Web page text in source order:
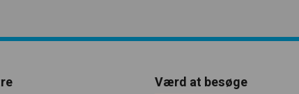
Værd at besøge